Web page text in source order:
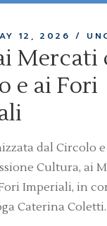
12, 2026
Mercati
e ai Fori
dal Circolo
Cultura, ai
Imperiali, in
Caterina